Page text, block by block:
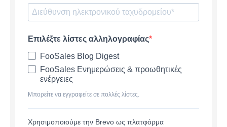
Επιλέξτε λίστες αλληλογραφίας
FooSales Blog Digest
FooSales Ενημερώσεις & προωθητικές
ενέργειες
Μπορείτε να εγγραφείτε σε πολλές λίστες.
Χρησιμοποιούμε την Brevo ως πλατφόρμα